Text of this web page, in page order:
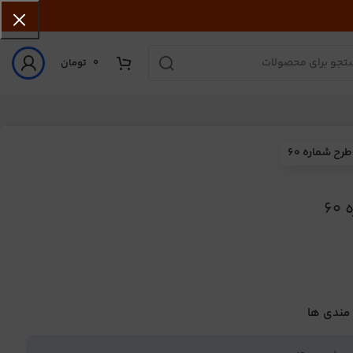
0 تومان
شماره 60
مندی ها